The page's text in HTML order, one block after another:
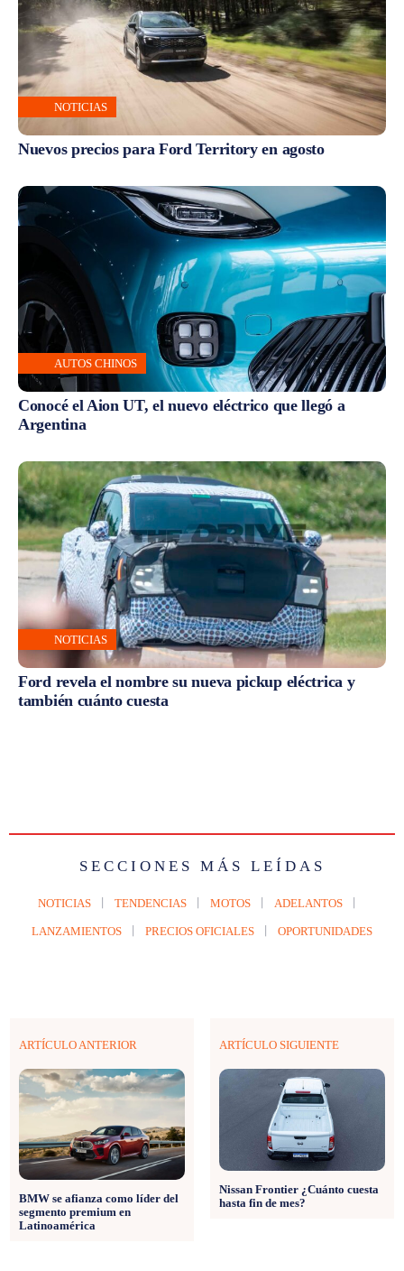
NOTICIAS
Nuevos precios para Ford Territory en agosto
AUTOS CHINOS
Conocé el Aion UT, el nuevo eléctrico que llegó a
Argentina
NOTICIAS
Ford revela el nombre su nueva pickup eléctrica y
también cuánto cuesta
SECCIONES MÁS LEÍDAS
NOTICIAS TENDENCIAS MOTOS ADELANTOS
LANZAMIENTOS PRECIOS OFICIALES OPORTUNIDADES
ARTÍCULO ANTERIOR
BMW se afianza como líder del
segmento premium en
Latinoamérica
ARTÍCULO SIGUIENTE
Nissan Frontier ¿Cuánto cuesta
hasta fin de mes?